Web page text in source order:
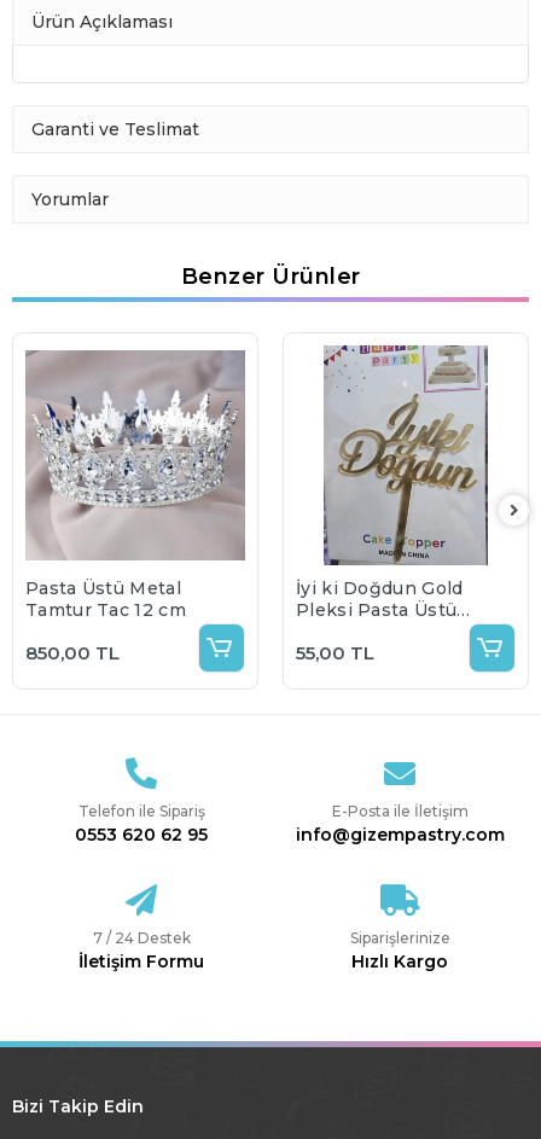
Ürün Açıklaması
Garanti ve Teslimat
Yorumlar
Benzer Ürünler
Pasta Üstü Metal
Tamtur Taç 12 cm
850,00 TL
İyi ki Doğdun Gold
Pleksi Pasta Üstü
55,00 TL
Telefon ile Sipariş
0553 620 62 95
E-Posta ile İletişim
info@gizempastry.com
7 / 24 Destek
İletişim Formu
Siparişlerinize
Hızlı Kargo
Bizi Takip Edin